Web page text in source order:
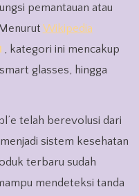
pemantauan atau
Wikipedia
, kategori ini mencakup
glasses, hingga
telah berevolusi dari
sistem kesehatan
terbaru sudah
mendeteksi tanda